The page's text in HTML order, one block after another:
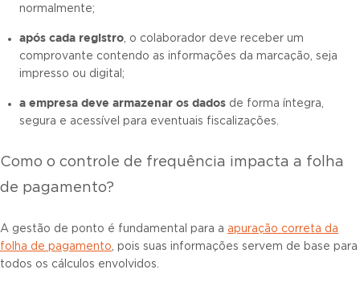
normalmente;
após cada registro, o colaborador deve receber um
comprovante contendo as informações da marcação, seja
impresso ou digital;
a empresa deve armazenar os dados de forma íntegra,
segura e acessível para eventuais fiscalizações.
Como o controle de frequência impacta a folha
de pagamento?
A gestão de ponto é fundamental para a apuração correta da
folha de pagamento, pois suas informações servem de base para
todos os cálculos envolvidos.